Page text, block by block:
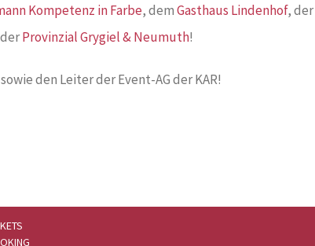
Kompetenz in Farbe, demGasthaus Lindenhof, der
Provinzial Grygiel & Neumuth!
den Leiter der Event-AG der KAR!